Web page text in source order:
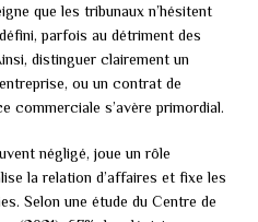
que les tribunaux n’hésitent
parfois au détriment des
distinguer clairement un
ou un contrat de
commerciale s’avère primordial.
négligé, joue un rôle
la relation d’affaires et fixe les
Selon une étude du Centre de